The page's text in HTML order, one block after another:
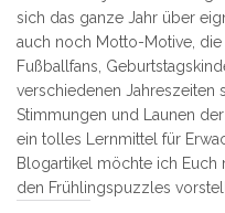
sich das ganze Jahr über
auch noch Motto-Motive,
Fußballfans,
verschiedenen Jahreszeiten
Stimmungen und Launen
ein tolles Lernmittel für
Blogartikel möchte ich Euch
den Frühlingspuzzles